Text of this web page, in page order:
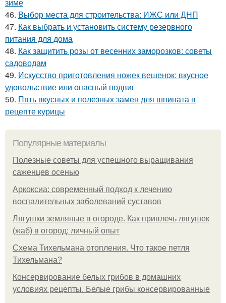
зиме
46. Выбор места для строительства: ИЖС или ДНП
47. Как выбрать и установить систему резервного
питания для дома
48. Как защитить розы от весенних заморозков: советы
садоводам
49. Искусство приготовления ножек вешенок: вкусное
удовольствие или опасный подвиг
50. Пять вкусных и полезных замен для шпината в
рецепте курицы
Популярные материалы
Полезные советы для успешного выращивания
саженцев осенью
Аркоксиа: современный подход к лечению
воспалительных заболеваний суставов
Лягушки земляные в огороде. Как привлечь лягушек
(жаб) в огород: личный опыт
Схема Тихельмана отопления. Что такое петля
Тихельмана?
Консервирование белых грибов в домашних
условиях рецепты. Белые грибы консервированные